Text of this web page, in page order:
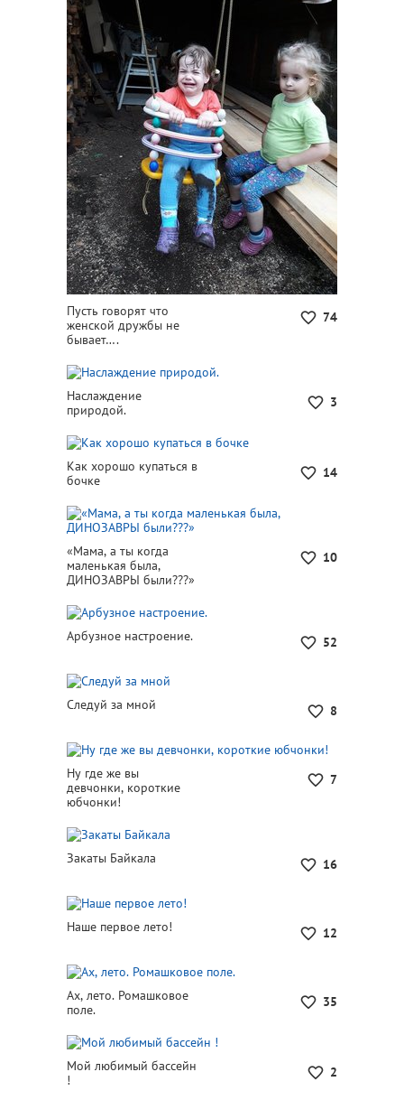
74
Пусть говорят что
женской дружбы не
бывает….
3
Наслаждение
природой.
14
Как хорошо купаться в
бочке
10
«Мама, а ты когда
маленькая была,
ДИНОЗАВРЫ были???»
52
Арбузное настроение.
8
Следуй за мной
7
Ну где же вы
девчонки, короткие
юбчонки!
16
Закаты Байкала
12
Наше первое лето!
35
Ах, лето. Ромашковое
поле.
2
Мой любимый бассейн
!